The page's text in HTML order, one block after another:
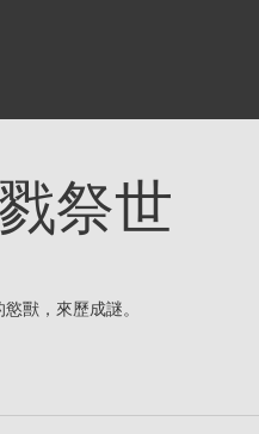
祭世
獸，來歷成謎。